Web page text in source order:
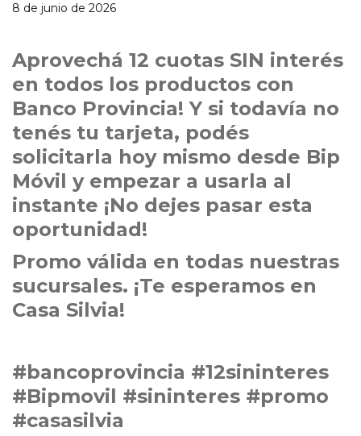
8 de junio de 2026
Aprovechá 12 cuotas SIN interés
en todos los productos con
Banco Provincia! Y si todavía no
tenés tu tarjeta, podés
solicitarla hoy mismo desde Bip
Móvil y empezar a usarla al
instante ¡No dejes pasar esta
oportunidad!
Promo válida en todas nuestras
sucursales. ¡Te esperamos en
Casa Silvia!
#bancoprovincia #12sininteres
#Bipmovil #sininteres #promo
#casasilvia